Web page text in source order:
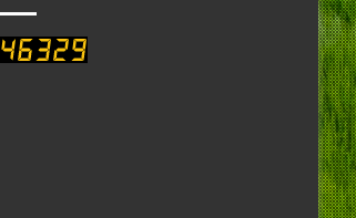
s
p